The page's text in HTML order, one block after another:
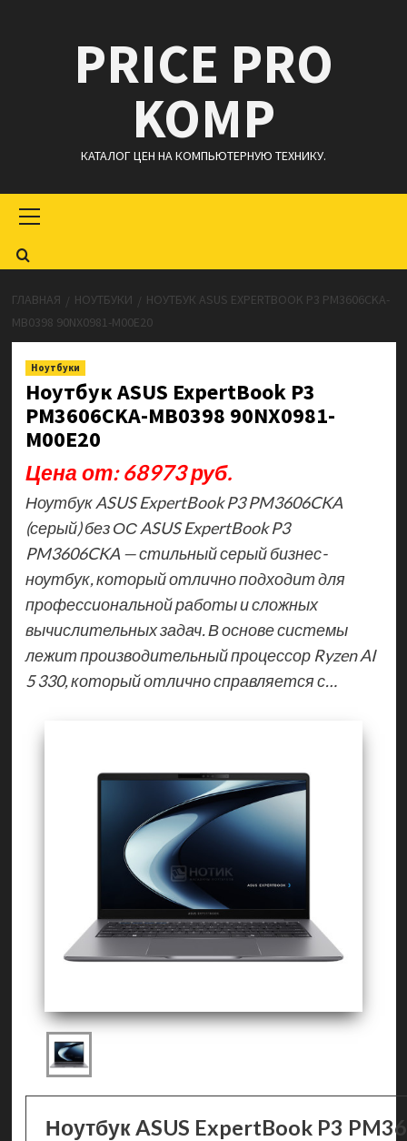
содержимомуPRICE PRO
KOMP
КАТАЛОГ ЦЕН НА КОМПЬЮТЕРНУЮ ТЕХНИКУ.
меню
ГЛАВНАЯ НОУТБУКИ
НОУТБУК ASUS EXPERTBOOK P3 PM3606CKA-
MB0398 90NX0981-M00E20
Ноутбуки
Ноутбук ASUS ExpertBook P3
PM3606CKA-MB0398 90NX0981-
M00E20
Цена от: 68973 руб.
Ноутбук ASUS ExpertBook P3 PM3606CKA
(серый) без ОС ASUS ExpertBook P3
PM3606CKA — стильный серый бизнес-
ноутбук, который отлично подходит для
профессиональной работы и сложных
вычислительных задач. В основе системы
лежит производительный процессор Ryzen AI
5 330, который отлично справляется с…
Ноутбук ASUS ExpertBook P3